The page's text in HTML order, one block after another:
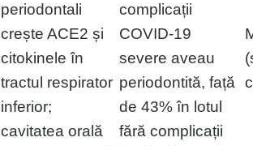
periodontali
crește ACE2 și
citokinele în
tractul respirator
inferior;
cavitatea orală
complicații
COVID-19
severe aveau
periodontită, față
de 43% în lotul
fără complicații